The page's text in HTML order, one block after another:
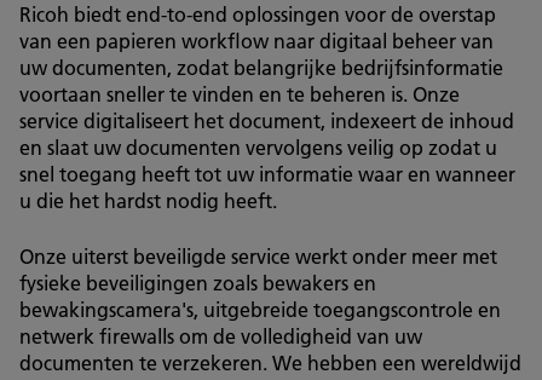
Ricoh biedt end-to-end oplossingen voor de overstap
van een papieren workflow naar digitaal beheer van
uw documenten, zodat belangrijke bedrijfsinformatie
voortaan sneller te vinden en te beheren is. Onze
service digitaliseert het document, indexeert de inhoud
en slaat uw documenten vervolgens veilig op zodat u
snel toegang heeft tot uw informatie waar en wanneer
u die het hardst nodig heeft.
Onze uiterst beveiligde service werkt onder meer met
fysieke beveiligingen zoals bewakers en
bewakingscamera's, uitgebreide toegangscontrole en
netwerk firewalls om de volledigheid van uw
documenten te verzekeren. We hebben een wereldwijd